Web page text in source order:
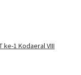
ke-1 Kodaeral VIII